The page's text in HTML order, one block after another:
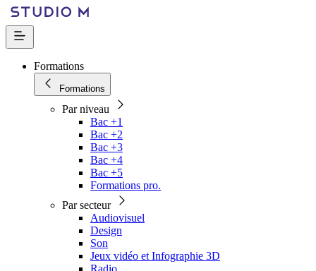
Formations
Formations
Par niveau
Bac +1
Bac +2
Bac +3
Bac +4
Bac +5
Formations pro.
Par secteur
Audiovisuel
Design
Son
Jeux vidéo et Infographie 3D
Radio